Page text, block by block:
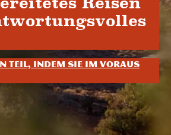
Teil, indem Sie im Voraus